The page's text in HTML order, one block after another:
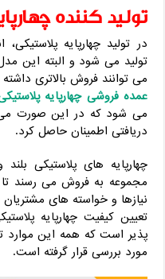
تولید کننده
در تولید چهارپایه
تولید می شود و البته این
می توانند فروش بالاتری داشته
عمده فروشی چهارپایه
می شود که در این صورت
دریافتی اطمینان حاصل کرد.
چهارپایه های پلاستیکی
مجموعه به فروش می رسند تا
نیازها و خواسته های مشتریان
تعیین کیفیت چهارپایه
پذیر است که همه این
مورد بررسی قرار گرفته است.